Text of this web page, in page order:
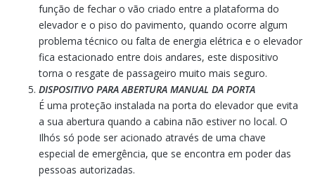
função de fechar o vão criado entre a plataforma do
elevador e o piso do pavimento, quando ocorre algum
problema técnico ou falta de energia elétrica e o elevador
fica estacionado entre dois andares, este dispositivo
torna o resgate de passageiro muito mais seguro.
DISPOSITIVO PARA ABERTURA MANUAL DA PORTA
É uma proteção instalada na porta do elevador que evita
a sua abertura quando a cabina não estiver no local. O
Ilhós só pode ser acionado através de uma chave
especial de emergência, que se encontra em poder das
pessoas autorizadas.